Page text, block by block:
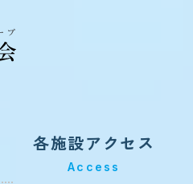
各施設アクセス
Access